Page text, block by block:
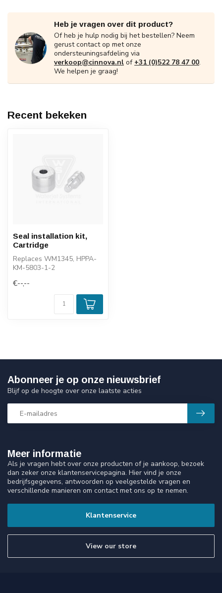
Heb je vragen over dit product?
Of heb je hulp nodig bij het bestellen? Neem
gerust contact op met onze
ondersteuningsafdeling via
verkoop@cinnova.nl of +31 (0)522 78 47 00.
We helpen je graag!
Recent bekeken
Seal installation kit,
Cartridge
Replaces WM1345, HPPA-
KM-5803-1-2
€--,--
Meer informatie
Als je vragen hebt over onze producten of je aankoop, bezoek
dan zeker onze klantenservicepagina. Hier vind je onze
bedrijfsgegevens, antwoorden op veelgestelde vragen en
verschillende manieren om contact met ons op te nemen.
Klantenservice
View our store
Abonneer je op onze nieuwsbrief
Blijf op de hoogte over onze laatste acties